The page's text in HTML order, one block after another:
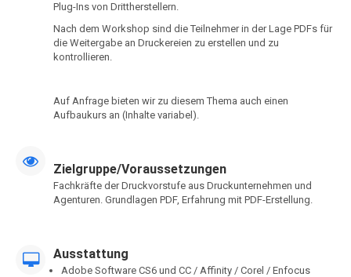
Plug-Ins von Drittherstellern.
Nach dem Workshop sind die Teilnehmer in der Lage PDFs für
die Weitergabe an Druckereien zu erstellen und zu
kontrollieren.
Auf Anfrage bieten wir zu diesem Thema auch einen
Aufbaukurs an (Inhalte variabel).
Zielgruppe/Voraussetzungen
Fachkräfte der Druckvorstufe aus Druckunternehmen und
Agenturen. Grundlagen PDF, Erfahrung mit PDF-Erstellung.
Ausstattung
Adobe Software CS6 und CC / Affinity / Corel / Enfocus